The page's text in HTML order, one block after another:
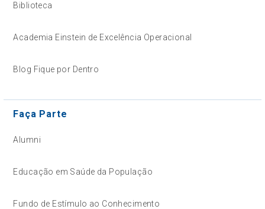
Biblioteca
Academia Einstein de Excelência Operacional
Blog Fique por Dentro
Faça Parte
Alumni
Educação em Saúde da População
Fundo de Estímulo ao Conhecimento